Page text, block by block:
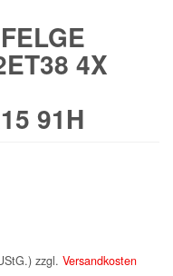
4X
91H
zzgl. Versandkosten